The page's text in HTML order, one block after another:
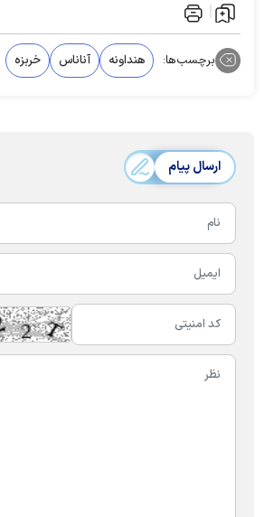
برچسب‌ها: هنداونه آناناس خربزه
ارسال پیام